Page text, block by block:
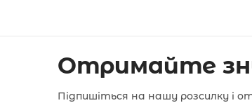
Отримайте
Підпишіться на нашу розсилку і